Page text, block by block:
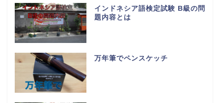
インドネシア語検定試験 B級の問
題内容とは
万年筆でペンスケッチ